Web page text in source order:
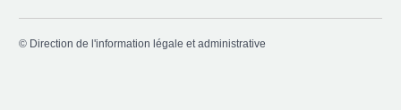
© Direction de l'information légale et administrative